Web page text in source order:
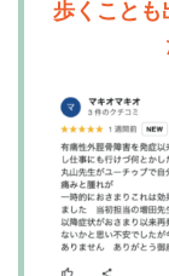
歩くことも